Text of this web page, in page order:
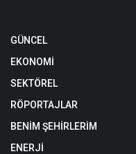
GÜNCEL
EKONOMİ
SEKTÖREL
RÖPORTAJLAR
BENİM ŞEHİRLERİM
ENERJİ